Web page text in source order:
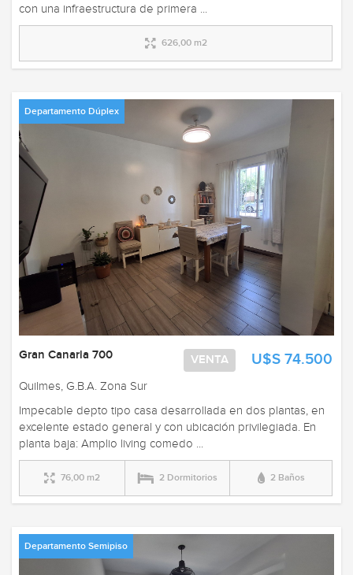
con una infraestructura de primera ...
626,00 m2
Departamento Dúplex
U$S 74.500
VENTA
Gran Canaria 700
Quilmes, G.B.A. Zona Sur
Impecable depto tipo casa desarrollada en dos plantas, en
excelente estado general y con ubicación privilegiada. En
planta baja: Amplio living comedo ...
76,00 m2 2 Dormitorios 2 Baños
Departamento Semipiso